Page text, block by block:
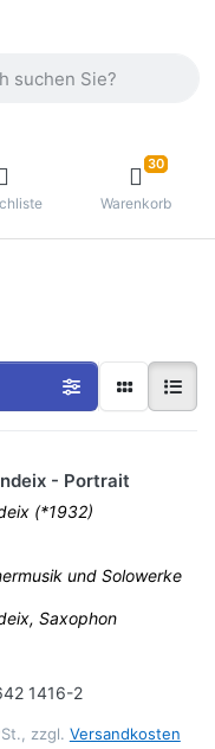
30
Warenkorb
- Portrait
(*1932)
und Solowerke
Saxophon
1416-2
zzgl. Versandkosten